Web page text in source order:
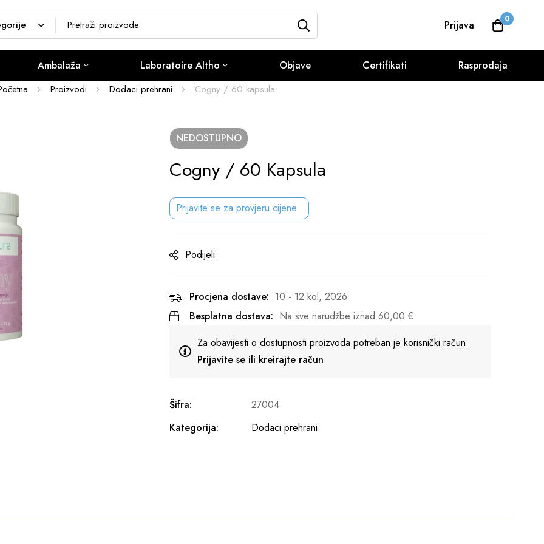
Prijava 0
Ambalaža Laboratoire Altho Objave Certifikati Rasprodaja
Proizvodi Dodaci prehrani Cogny / 60 kapsula
NEDOSTUPNO
Cogny / 60 Kapsula
Prijavite se za provjeru cijene
Podijeli
Procjena dostave: 10 - 12 kol, 2026
Besplatna dostava: Na sve narudžbe iznad 60,00 €
Za obavijesti o dostupnosti proizvoda potreban je korisnički račun.
Prijavite se ili kreirajte račun
Šifra:
27004
Kategorija:
Dodaci prehrani